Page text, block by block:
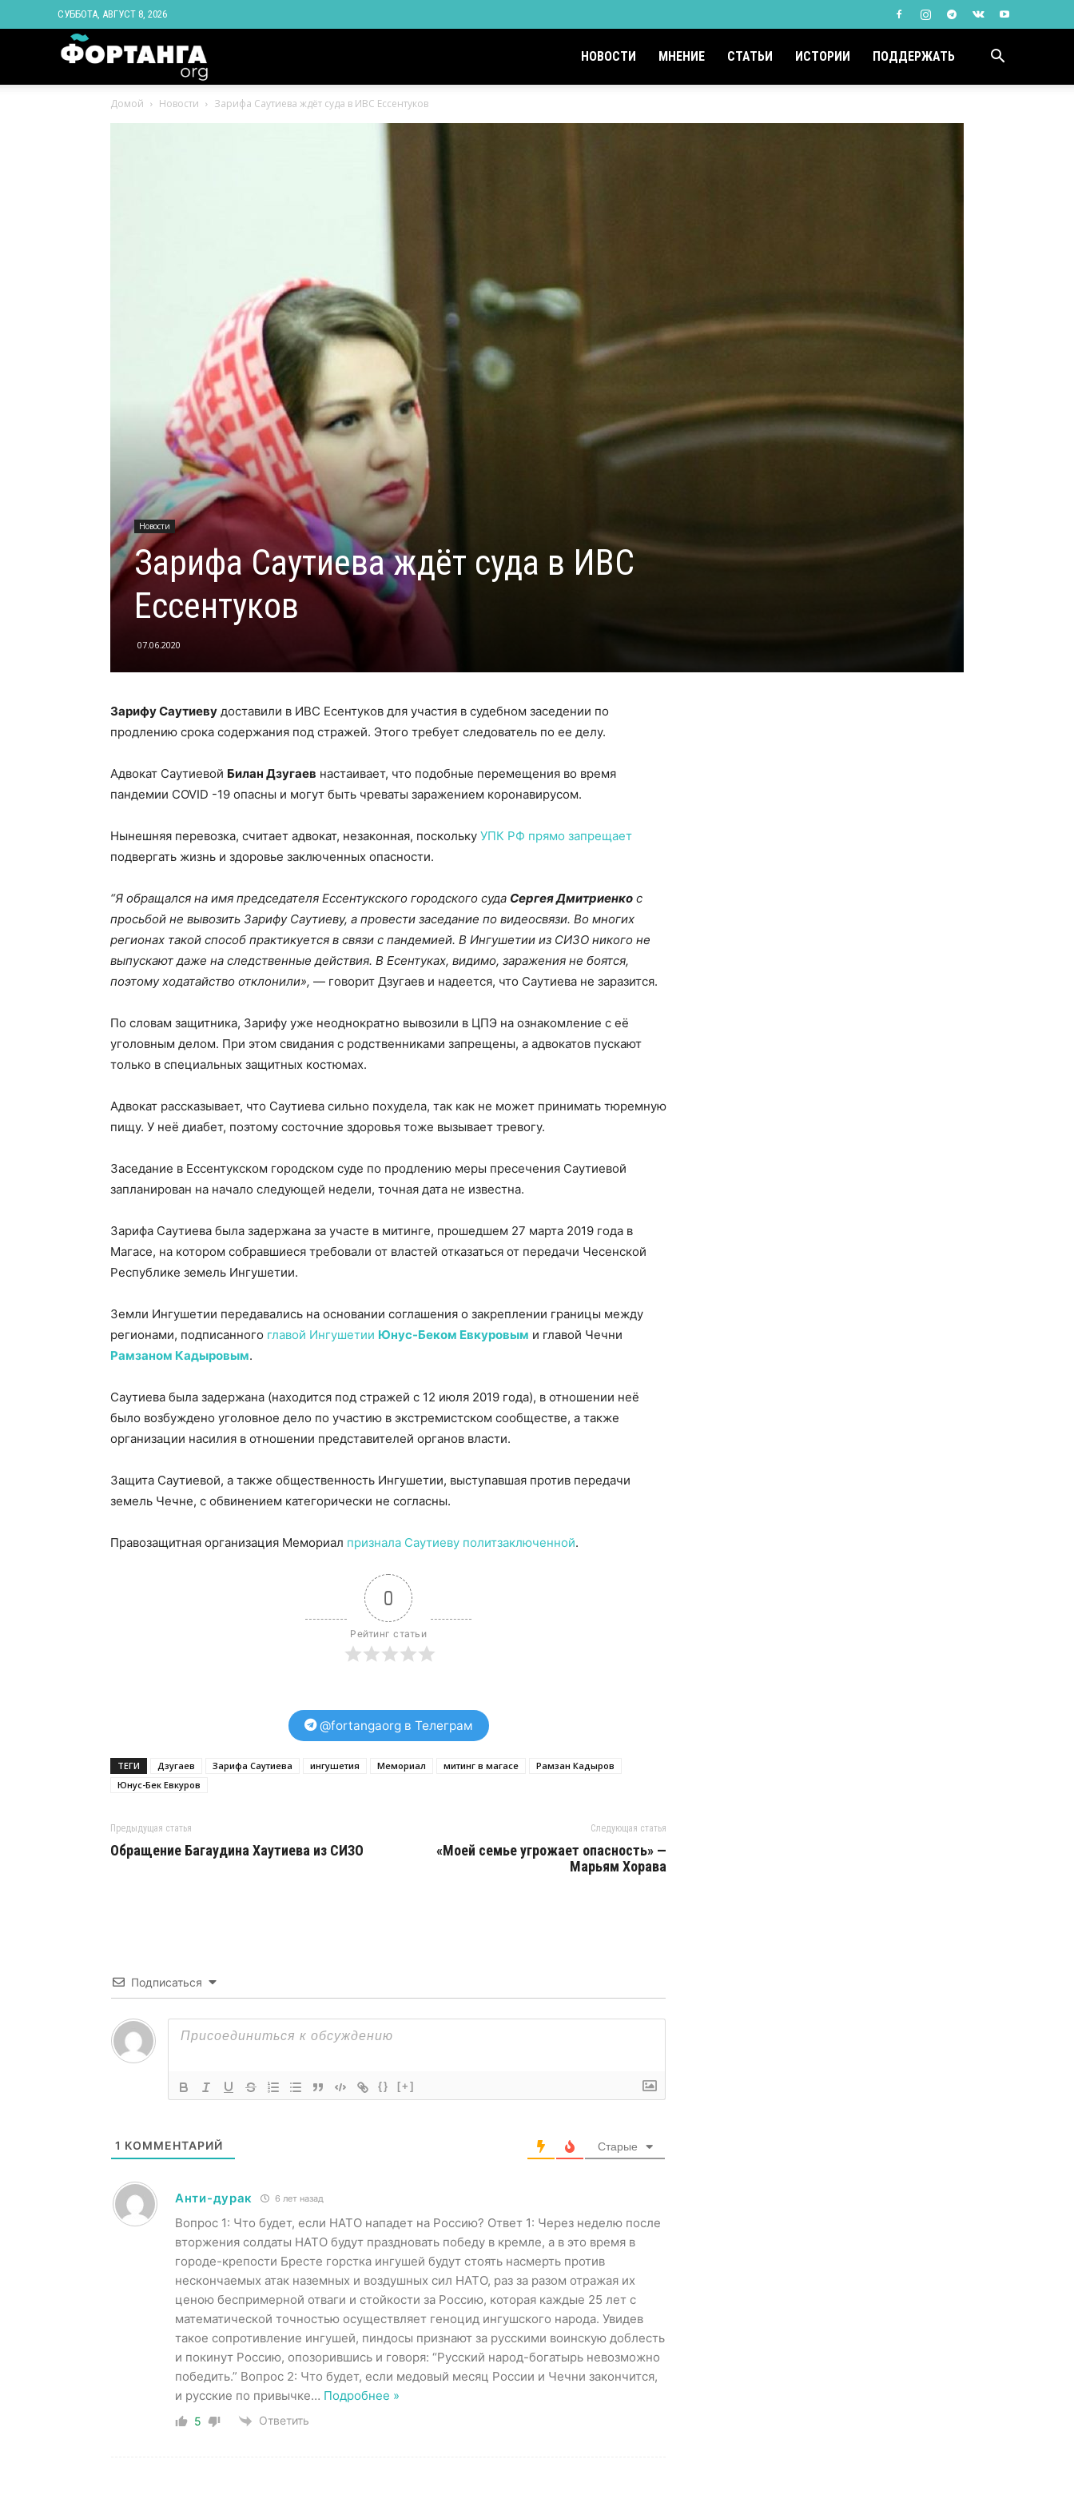
СУББОТА, АВГУСТ 8, 2026
Ингушетии
НОВОСТИ МНЕНИЕ СТАТЬИ ИСТОРИИ ПОДДЕРЖАТЬ
Домой Новости Зарифа Саутиева ждёт суда в ИВС Ессентуков
Новости
Зарифа Саутиева ждёт суда в ИВС
Ессентуков
07.06.2020
Зарифу Саутиеву доставили в ИВС Есентуков для участия в судебном заседении по
продлению срока содержания под стражей. Этого требует следователь по ее делу.
Адвокат Саутиевой Билан Дзугаев настаивает, что подобные перемещения во время
пандемии COVID -19 опасны и могут быть чреваты заражением коронавирусом.
Нынешняя перевозка, считает адвокат, незаконная, поскольку УПК РФ прямо запрещает
подвергать жизнь и здоровье заключенных опасности.
“Я обращался на имя председателя Ессентукского городского суда Сергея Дмитриенко с
просьбой не вывозить Зарифу Саутиеву, а провести заседание по видеосвязи. Во многих
регионах такой способ практикуется в связи с пандемией. В Ингушетии из СИЗО никого не
выпускают даже на следственные действия. В Есентуках, видимо, заражения не боятся,
поэтому ходатайство отклонили», — говорит Дзугаев и надеется, что Саутиева не заразится.
По словам защитника, Зарифу уже неоднократно вывозили в ЦПЭ на ознакомление с её
уголовным делом. При этом свидания с родственниками запрещены, а адвокатов пускают
только в специальных защитных костюмах.
Адвокат рассказывает, что Саутиева сильно похудела, так как не может принимать тюремную
пищу. У неё диабет, поэтому состочние здоровья тоже вызывает тревогу.
Заседание в Ессентукском городском суде по продлению меры пресечения Саутиевой
запланирован на начало следующей недели, точная дата не известна.
Зарифа Саутиева была задержана за участе в митинге, прошедшем 27 марта 2019 года в
Магасе, на котором собравшиеся требовали от властей отказаться от передачи Чесенской
Республике земель Ингушетии.
Земли Ингушетии передавались на основании соглашения о закреплении границы между
регионами, подписанного главой Ингушетии Юнус-Беком Евкуровым и главой Чечни
Рамзаном Кадыровым.
Саутиева была задержана (находится под стражей с 12 июля 2019 года), в отношении неё
было возбуждено уголовное дело по участию в экстремистском сообществе, а также
организации насилия в отношении представителей органов власти.
Защита Саутиевой, а также общественность Ингушетии, выступавшая против передачи
земель Чечне, с обвинением категорически не согласны.
Правозащитная организация Мемориал признала Саутиеву политзаключенной.
0
Рейтинг статьи
@fortangaorg в Телеграм
ТЕГИ Дзугаев Зарифа Саутиева ингушетия Мемориал митинг в магасе
Рамзан Кадыров
Юнус-Бек Евкуров
Предыдущая статья
Обращение Багаудина Хаутиева из СИЗО
Следующая статья
«Моей семье угрожает опасность» —
Марьям Хорава
Подписаться
{} [+]
1 КОММЕНТАРИЙ Старые
Анти-дурак 6 лет назад
Вопрос 1: Что будет, если НАТО нападет на Россию? Ответ 1: Через неделю после
вторжения солдаты НАТО будут праздновать победу в кремле, а в это время в
городе-крепости Бресте горстка ингушей будут стоять насмерть против
нескончаемых атак наземных и воздушных сил НАТО, раз за разом отражая их
ценою беспримерной отваги и стойкости за Россию, которая каждые 25 лет с
математической точностью осуществляет геноцид ингушского народа. Увидев
такое сопротивление ингушей, пиндосы признают за русскими воинскую доблесть
и покинут Россию, опозорившись и говоря: “Русский народ-богатырь невозможно
победить.” Вопрос 2: Что будет, если медовый месяц России и Чечни закончится,
и русские по привычке… Подробнее »
5 Ответить